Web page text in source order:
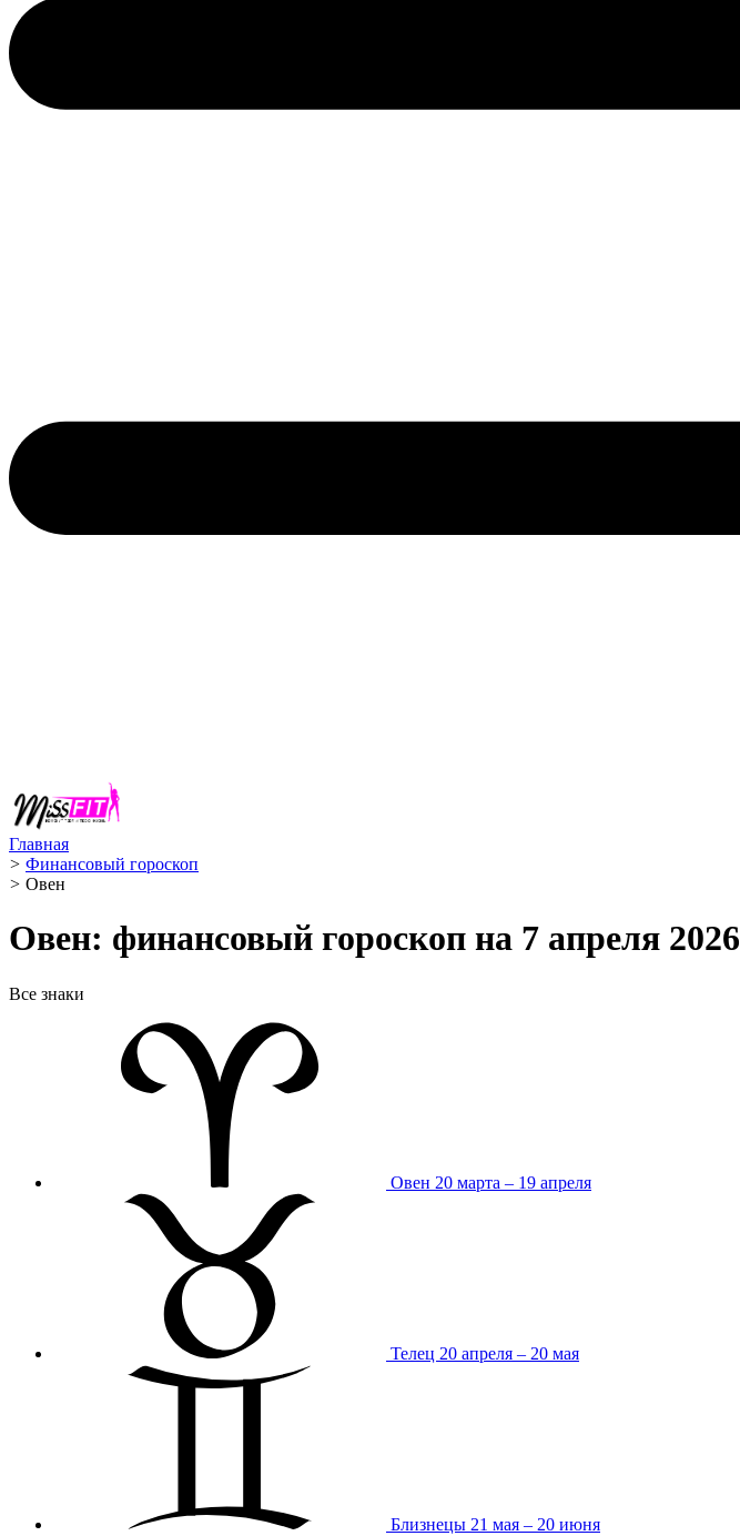
Главная
> Финансовый гороскоп
> Овен ️
Овен: финансовый гороскоп на 7 апреля 2026
Все знаки
Овен 20 марта – 19 апреля
Телец 20 апреля – 20 мая
Близнецы 21 мая – 20 июня